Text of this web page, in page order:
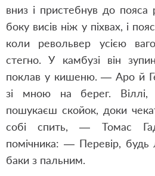
вниз і пристебнув до пояса
боку висів ніж у піхвах, і
коли револьвер усією
стегно. У камбузі він
поклав у кишеню. — Аро й
зі мною на берег.
пошукаєш скойок, доки
собі спить, — Томас
помічника: — Перевір, будь
баки з пальним.